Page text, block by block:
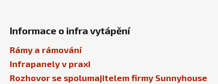
Informace o infra vytápění
Rámy a rámování
Infrapanely v praxi
Rozhovor se spolumajitelem firmy Sunnyhouse